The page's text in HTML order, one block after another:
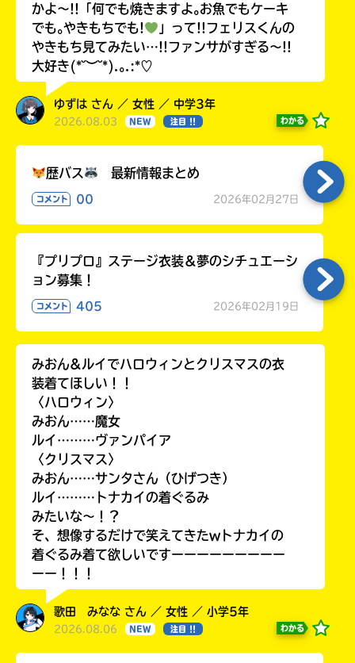
かよ〜!!「何でも焼きますよ｡お魚でもケーキ
でも｡やきもちでも!
」って!!フェリスくんの
やきもち見てみたい…!!ファンサがすぎる〜!!
大好き(*˘︶˘*).｡.:*♡
ゆずは さん ／ 女性 ／ 中学3年
2026.08.03 NEW 注目 !! わかる
歴バス 最新情報まとめ
コメント 00 2026年02月27日
『プリプロ』ステージ衣装＆夢のシチュエーシ
ョン募集！
コメント 405 2026年02月19日
みおん&ルイでハロウィンとクリスマスの衣
装着てほしい！！
〈ハロウィン〉
みおん……魔女
ルイ………ヴァンパイア
〈クリスマス〉
みおん……サンタさん（ひげつき）
ルイ………トナカイの着ぐるみ
みたいな〜！？
そ、想像するだけで笑えてきたwトナカイの
着ぐるみ着て欲しいですーーーーーーーーー
ーー！！！
歌田 みなな さん ／ 女性 ／ 小学5年
2026.08.06 NEW 注目 !! わかる